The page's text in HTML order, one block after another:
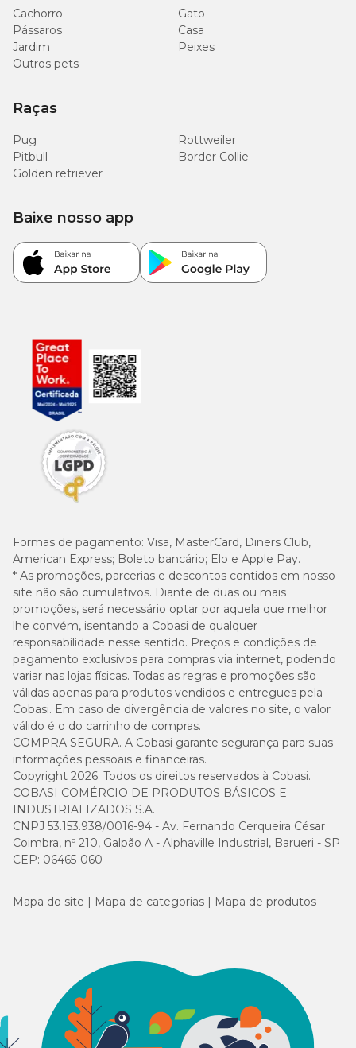
Cachorro
Gato
Pássaros
Casa
Jardim
Peixes
Outros pets
Raças
Pug
Rottweiler
Pitbull
Border Collie
Golden retriever
Formas de pagamento: Visa, MasterCard, Diners Club,
American Express; Boleto bancário; Elo e Apple Pay.
* As promoções, parcerias e descontos contidos em nosso
site não são cumulativos. Diante de duas ou mais
promoções, será necessário optar por aquela que melhor
lhe convém, isentando a Cobasi de qualquer
responsabilidade nesse sentido. Preços e condições de
pagamento exclusivos para compras via internet, podendo
variar nas lojas físicas. Todas as regras e promoções são
válidas apenas para produtos vendidos e entregues pela
Cobasi. Em caso de divergência de valores no site, o valor
válido é o do carrinho de compras.
COMPRA SEGURA. A Cobasi garante segurança para suas
informações pessoais e financeiras.
Copyright 2026. Todos os direitos reservados à Cobasi.
COBASI COMÉRCIO DE PRODUTOS BÁSICOS E
INDUSTRIALIZADOS S.A.
CNPJ 53.153.938/0016-94 - Av. Fernando Cerqueira César
Coimbra, nº 210, Galpão A - Alphaville Industrial, Barueri - SP
CEP: 06465-060
Baixe nosso app
Mapa do site Mapa de categorias Mapa de produtos